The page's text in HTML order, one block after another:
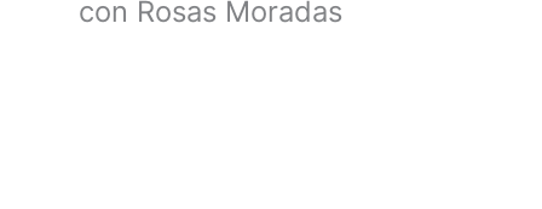
con Rosas Moradas